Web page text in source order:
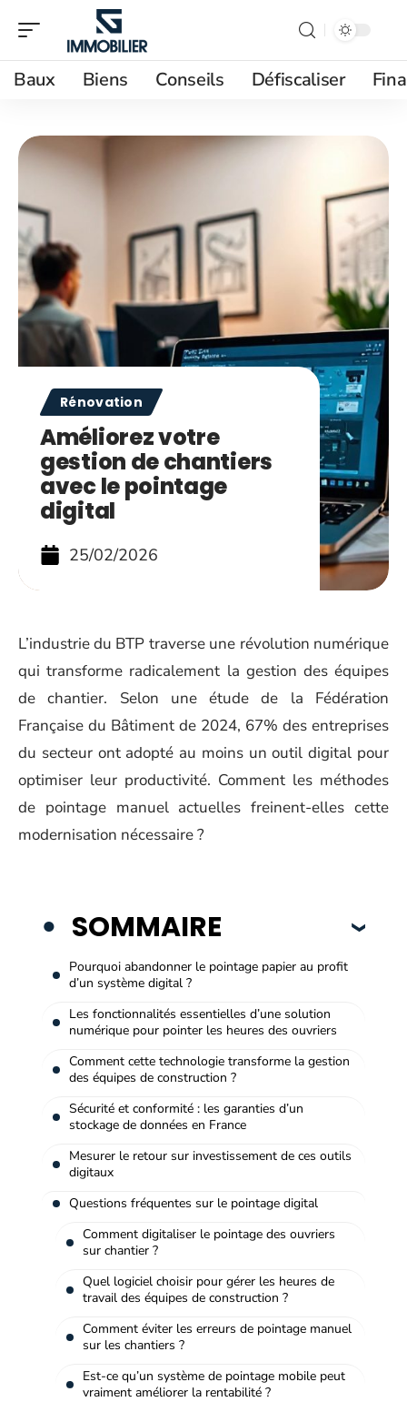
Baux Biens Conseils Défiscaliser
Rénovation
Améliorez votre
gestion de chantiers
avec le pointage
digital
25/02/2026
L’industrie du BTP traverse une révolution numérique
qui transforme radicalement la gestion des équipes
de chantier. Selon une étude de la Fédération
Française du Bâtiment de 2024, 67% des entreprises
du secteur ont adopté au moins un outil digital pour
optimiser leur productivité. Comment les méthodes
de pointage manuel actuelles freinent-elles cette
modernisation nécessaire ?
SOMMAIRE
Pourquoi abandonner le pointage papier au profit
d’un système digital ?
Les fonctionnalités essentielles d’une solution
numérique pour pointer les heures des ouvriers
Comment cette technologie transforme la gestion
des équipes de construction ?
Sécurité et conformité : les garanties d’un
stockage de données en France
Mesurer le retour sur investissement de ces outils
digitaux
Questions fréquentes sur le pointage digital
Comment digitaliser le pointage des ouvriers
sur chantier ?
Quel logiciel choisir pour gérer les heures de
travail des équipes de construction ?
Comment éviter les erreurs de pointage manuel
sur les chantiers ?
Est-ce qu’un système de pointage mobile peut
vraiment améliorer la rentabilité ?